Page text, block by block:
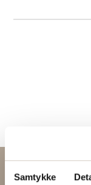
Samtykke
Kontakt os